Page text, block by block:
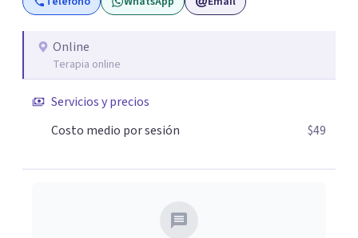
Online
Terapia online
Servicios y precios
Costo medio por sesión
$49